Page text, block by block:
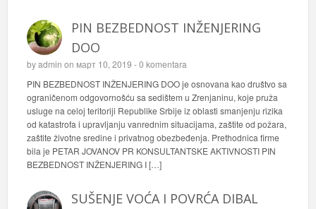
PIN BEZBEDNOST INŽENJERING
DOO
byadmin on март 10, 2019 -0 komentara
PIN BEZBEDNOST INŽENJERING DOO je osnovana kao društvo sa
ograničenom odgovornošću sa sedištem u Zrenjaninu, koje pruža
usluge na celoj teritoriji Republike Srbije iz oblasti smanjenju rizika
od katastrofa i upravljanju vanrednim situacijama, zaštite od požara,
zaštite životne sredine i privatnog obezbeđenja. Prethodnica firme
bila je PETAR JOVANOV PR KONSULTANTSKE AKTIVNOSTI PIN
BEZBEDNOST INŽENJERING I […]
SUŠENJE VOĆA I POVRĆA DIBAL